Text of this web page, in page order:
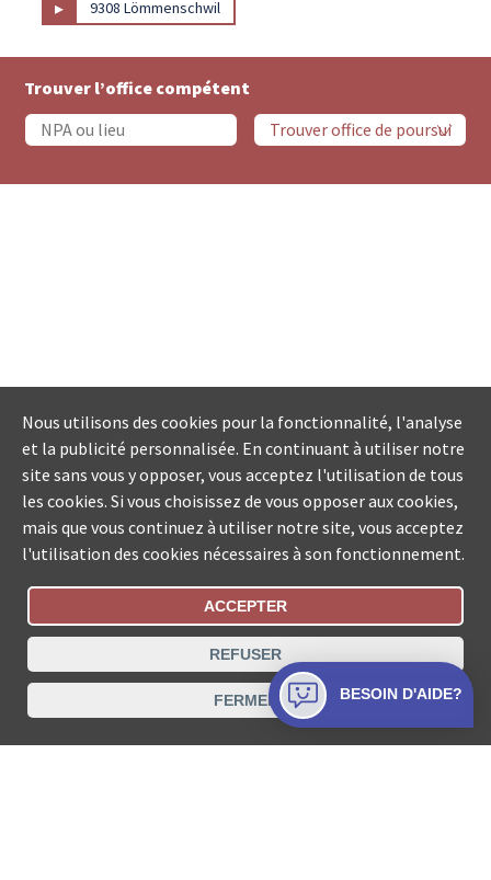
▸ 9308 Lömmenschwil
Trouver l’office compétent
Statut De La Commande
Recherche des offices de Suisse
Protection des données Mentions légales
Conditions d’utilisation Contact
Nous utilisons des cookies pour la fonctionnalité, l'analyse
et la publicité personnalisée. En continuant à utiliser notre
site sans vous y opposer, vous acceptez l'utilisation de tous
les cookies. Si vous choisissez de vous opposer aux cookies,
mais que vous continuez à utiliser notre site, vous acceptez
l'utilisation des cookies nécessaires à son fonctionnement.
ACCEPTER
REFUSER
FERMER BESOIN D'AIDE?